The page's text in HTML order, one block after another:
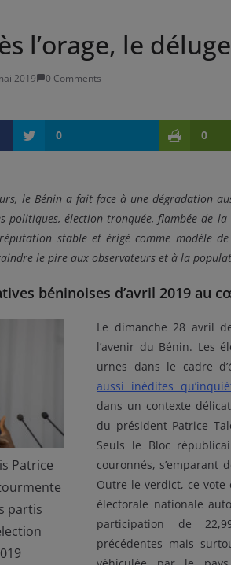
l’orage, le
2019 0 Comments
0 0
le Bénin a fait face à une dégradation
politiques, élection tronquée, flambée de
réputation stable et érigé comme modèle
le pire aux observateurs et à la
béninoises d’avril 2019 au
Patrice
partis
Le dimanche 28 avril
l’avenir du Bénin. Les
urnes dans le cadre
aussi inédites
dans un contexte
du président Patrice
Seuls le Bloc
couronnés, s’emparant
Outre le verdict, ce vote
électorale nationale
participation de
précédentes mais